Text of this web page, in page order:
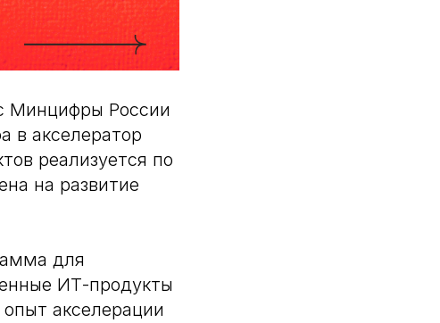
Минцифры России
в акселератор
реализуется по
на развитие
для
ИТ-продукты
акселерации